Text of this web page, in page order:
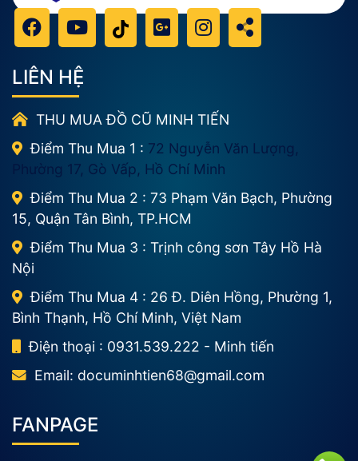
LIÊN HỆ
THU MUA ĐỒ CŨ MINH TIẾN
Điểm Thu Mua 1 : 72 Nguyễn Văn Lượng,
Phường 17, Gò Vấp, Hồ Chí Minh
Điểm Thu Mua 2 : 73 Phạm Văn Bạch, Phường
15, Quận Tân Bình, TP.HCM
Điểm Thu Mua 3 : Trịnh công sơn Tây Hồ Hà
Nội
Điểm Thu Mua 4 : 26 Đ. Diên Hồng, Phường 1,
Bình Thạnh, Hồ Chí Minh, Việt Nam
Điện thoại : 0931.539.222 - Minh tiến
Email: documinhtien68@gmail.com
FANPAGE